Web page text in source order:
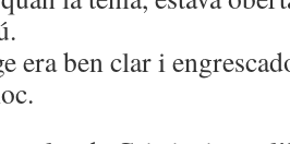
era ben clar i